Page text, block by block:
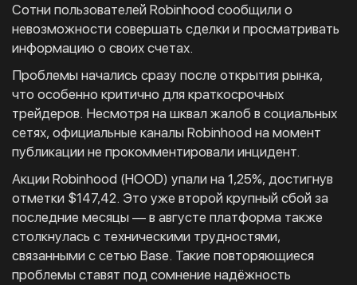
Сотни пользователей Robinhood сообщили о
невозможности совершать сделки и просматривать
информацию о своих счетах.
Проблемы начались сразу после открытия рынка,
что особенно критично для краткосрочных
трейдеров. Несмотря на шквал жалоб в социальных
сетях, официальные каналы Robinhood на момент
публикации не прокомментировали инцидент.
Акции Robinhood (HOOD) упали на 1,25%, достигнув
отметки $147,42. Это уже второй крупный сбой за
последние месяцы — в августе платформа также
столкнулась с техническими трудностями,
связанными с сетью Base. Такие повторяющиеся
проблемы ставят под сомнение надёжность